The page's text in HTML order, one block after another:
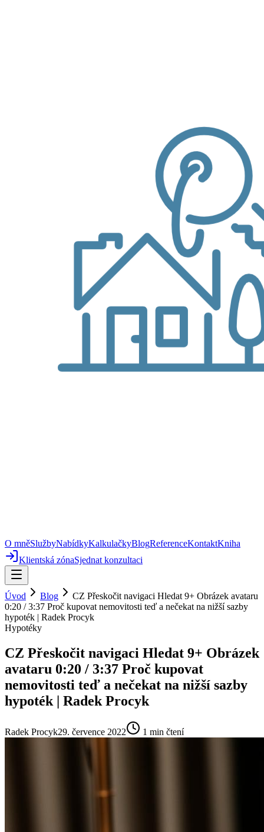
O mněSlužbyNabídkyKalkulačkyBlogReferenceKontaktKniha
Klientská zónaSjednat konzultaci
Úvod Blog
CZ Přeskočit navigaci Hledat 9+ Obrázek avataru
0:20 / 3:37 Proč kupovat nemovitosti teď a nečekat na nižší sazby
hypoték | Radek Procyk
Hypotéky
CZ Přeskočit navigaci Hledat 9+ Obrázek
avataru 0:20 / 3:37 Proč kupovat
nemovitosti teď a nečekat na nižší sazby
hypoték | Radek Procyk
Radek Procyk29. července 2022 1 min čtení